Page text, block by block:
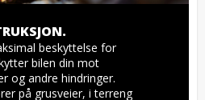
beskyttelse for
bilen din mot
og andre hindringer.
på grusveier, i terreng